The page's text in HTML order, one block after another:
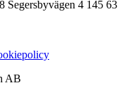
Segersbyvägen 4 145 63
AB